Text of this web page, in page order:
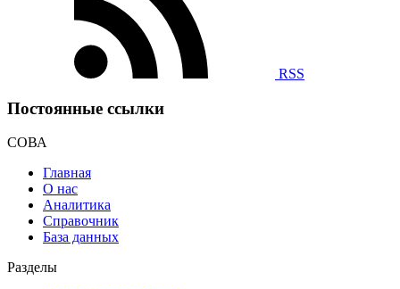
RSS
Постоянные ссылки
СОВА
Главная
О нас
Аналитика
Справочник
База данных
Разделы